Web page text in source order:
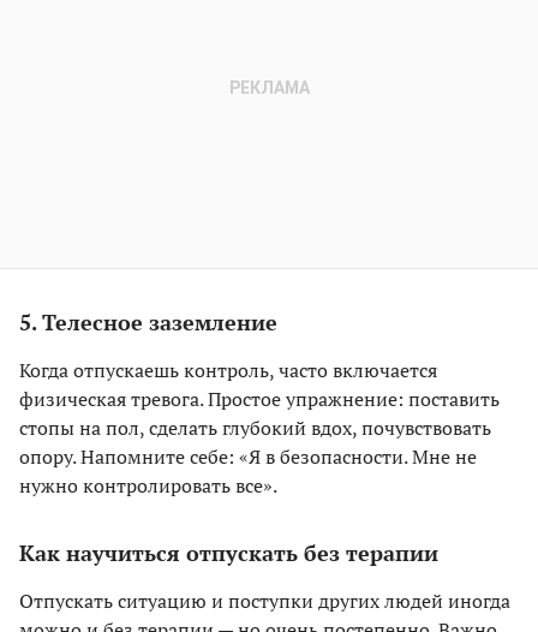
5. Телесное заземление
Когда отпускаешь контроль, часто включается
физическая тревога. Простое упражнение: поставить
стопы на пол, сделать глубокий вдох, почувствовать
опору. Напомните себе: «Я в безопасности. Мне не
нужно контролировать все».
Как научиться отпускать без терапии
Отпускать ситуацию и поступки других людей иногда